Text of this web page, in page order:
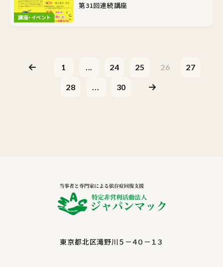
講座・イベント
第31回連続講座
1 ... 24 25 26 27
28 ... 30
東京都北区滝野川５－４０－１３